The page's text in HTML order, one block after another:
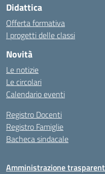
Didattica
Offerta formativa
I progetti delle classi
Novità
Le notizie
Le circolari
Calendario eventi
Registro Docenti
Registro Famiglie
Bacheca sindacale
Amministrazione